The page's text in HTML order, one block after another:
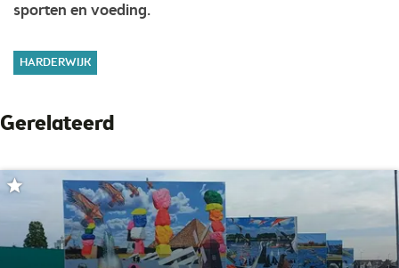
sporten en voeding.
HARDERWIJK
Gerelateerd